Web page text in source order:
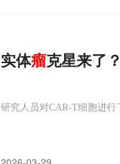
实体瘤克星来了
研究人员对CAR-T细胞进行